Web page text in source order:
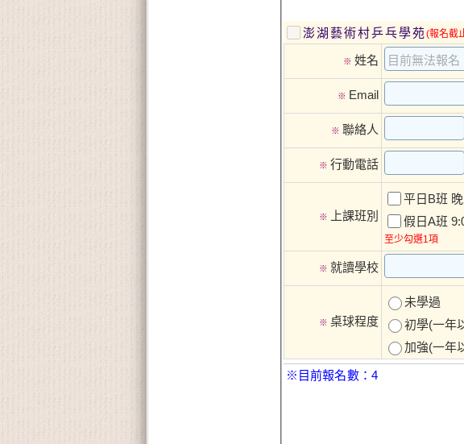
澎湖藝術村乒乓學苑(報名截
※ 姓名
※ Email
※ 聯絡人
※ 行動電話
※ 上課班別
平日B班
假
至少勾選1項
※ 就讀學校
※ 桌球程度
未學過
初學(一年
加強(一年
※目前報名數：4